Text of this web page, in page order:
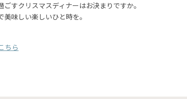
ごすクリスマスディナーはお決まりですか。
美味しい楽しいひと時を。
ちら